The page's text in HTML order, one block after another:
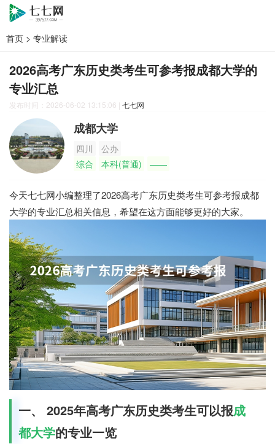
首页 > 专业解读
2026高考广东历史类考生可参考报成都大学的
专业汇总
发布时间：2026-06-02 13:15:06 | 七七网
成都大学
四川
公办
综合
本科(普通) ——
今天七七网小编整理了2026高考广东历史类考生可参考报成都
大学的专业汇总相关信息，希望在这方面能够更好的大家。
一、 2025年高考广东历史类考生可以报成
都大学的专业一览